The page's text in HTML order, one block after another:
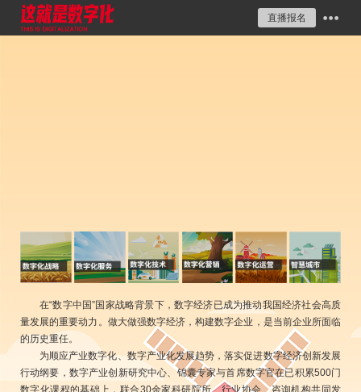
直播报名
在“数字中国”国家战略背景下，数字经济已成为推动我国经济社会高质
量发展的重要动力。做大做强数字经济，构建数字企业，是当前企业所面临
的历史重任。
为顺应产业数字化、数字产业化发展趋势，落实促进数字经济创新发展
行动纲要，数字产业创新研究中心、锦囊专家与首席数字官在已积累500门
数字化课程的基础上，联合30余家科研院所、行业协会、咨询机构共同发